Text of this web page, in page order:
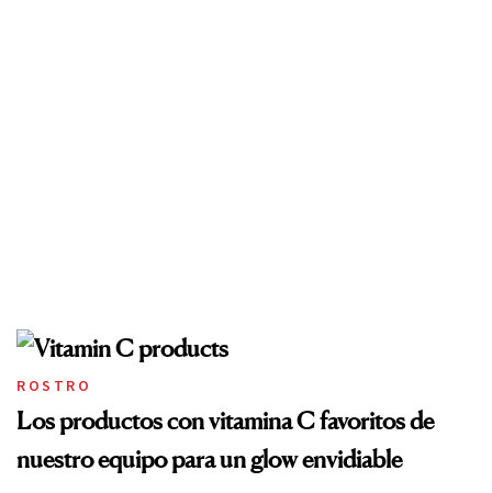
ROSTRO
Los productos con vitamina C favoritos de
nuestro equipo para un glow envidiable